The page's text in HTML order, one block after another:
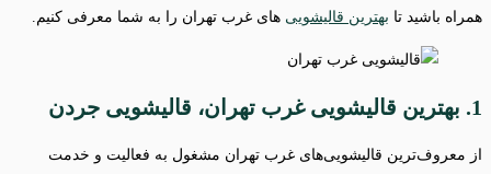
همراه باشید تا بهترین قالیشویی های غرب تهران را به شما معرفی کنیم.
1. بهترین قالیشویی غرب تهران، قالیشویی جردن
از معروف‌ترین قالیشویی‌های غرب تهران مشغول به فعالیت و خدمت